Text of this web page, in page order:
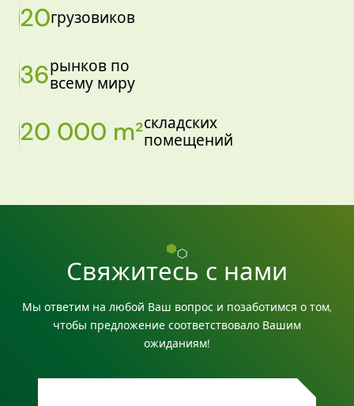
20грузовиков
36рынков по
всему миру
20 000 m²складских
помещений
Свяжитесь с нами
Мы ответим на любой Ваш вопрос и позаботимся о том,
чтобы предложение соответствовало Вашим
ожиданиям!